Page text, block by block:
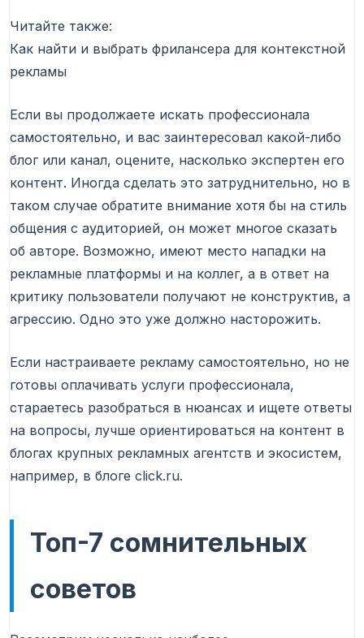
Читайте также:
Как найти и выбрать фрилансера для контекстной
рекламы
Если вы продолжаете искать профессионала
самостоятельно, и вас заинтересовал какой-либо
блог или канал, оцените, насколько экспертен его
контент. Иногда сделать это затруднительно, но в
таком случае обратите внимание хотя бы на стиль
общения с аудиторией, он может многое сказать
об авторе. Возможно, имеют место нападки на
рекламные платформы и на коллег, а в ответ на
критику пользователи получают не конструктив, а
агрессию. Одно это уже должно насторожить.
Если настраиваете рекламу самостоятельно, но не
готовы оплачивать услуги профессионала,
стараетесь разобраться в нюансах и ищете ответы
на вопросы, лучше ориентироваться на контент в
блогах крупных рекламных агентств и экосистем,
например, в блоге click.ru.
Топ-7 сомнительных
советов